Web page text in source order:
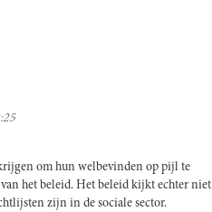
om hun welbevinden op pijl te
van het beleid. Het beleid kijkt echter niet
zijn in de sociale sector.